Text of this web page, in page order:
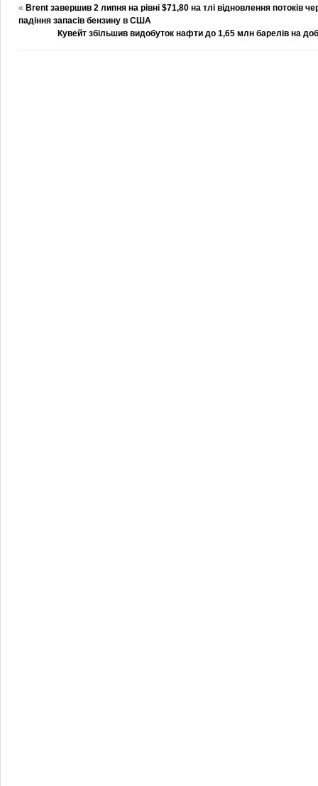
« Brent завершив 2 липня на рівні $71,80 на тлі відновлення потоків
падіння запасів бензину в США
Кувейт збільшив видобуток нафти до 1,65 млн барелів на